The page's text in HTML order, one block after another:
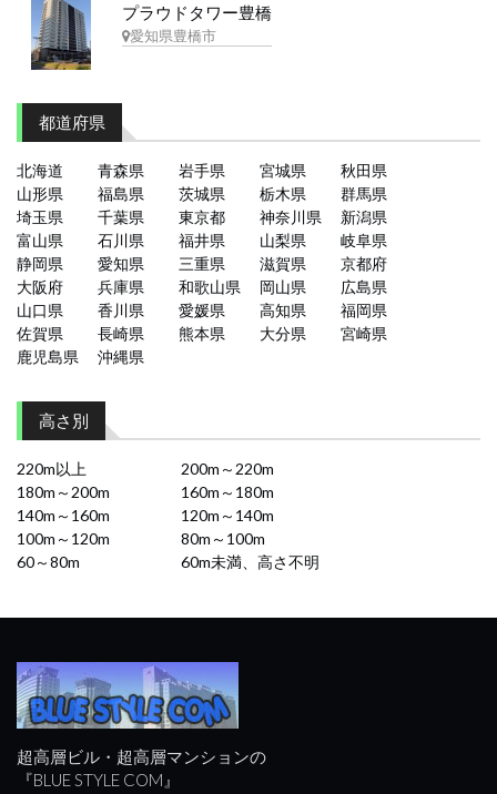
プラウドタワー豊橋
愛知県豊橋市
都道府県
北海道 青森県 岩手県 宮城県
秋田県
山形県
福島県 茨城県 栃木県
群馬県
埼玉県
千葉県 東京都 神奈川県
新潟県
富山県
石川県 福井県 山梨県
岐阜県
静岡県
愛知県 三重県 滋賀県
京都府
大阪府
兵庫県 和歌山県 岡山県
広島県
山口県
香川県 愛媛県 高知県
福岡県
佐賀県
長崎県 熊本県 大分県
宮崎県
鹿児島県
沖縄県
高さ別
220m以上
200m～220m
180m～200m
160m～180m
140m～160m
120m～140m
100m～120m
80m～100m
60～80m
60m未満、高さ不明
超高層ビル・超高層マンションの
『BLUE STYLE COM』